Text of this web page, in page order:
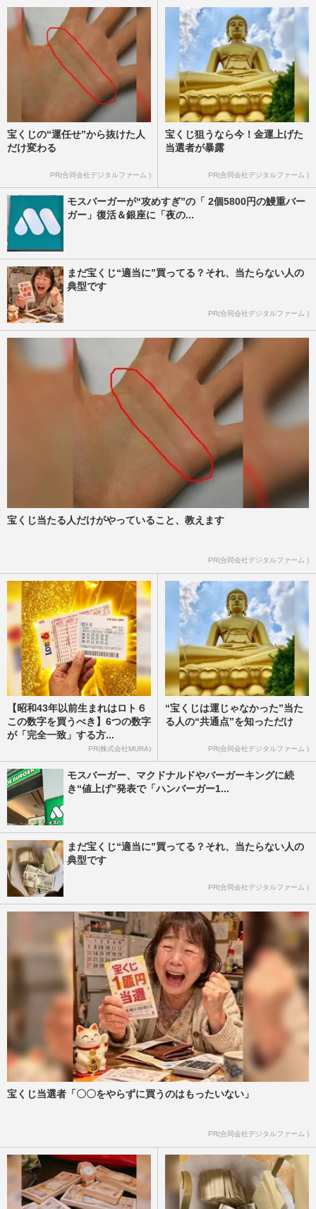
宝くじの“運任せ”から抜けた人
だけ変わる
PR(合同会社デジタルファーム )
宝くじ狙うなら今！金運上げた
当選者が暴露
PR(合同会社デジタルファーム )
モスバーガーが“攻めすぎ”の「 2個5800円の鰻重バー
ガー」復活＆銀座に「夜の...
まだ宝くじ“適当に”買ってる？それ、当たらない人の
典型です
PR(合同会社デジタルファーム )
宝くじ当たる人だけがやっていること、教えます
PR(合同会社デジタルファーム )
【昭和43年以前生まれはロト６
この数字を買うべき】6つの数字
が「完全一致」する方...
PR(株式会社MURA)
“宝くじは運じゃなかった”当た
る人の“共通点”を知っただけ
PR(合同会社デジタルファーム )
モスバーガー、マクドナルドやバーガーキングに続
き“値上げ”発表で「ハンバーガー1...
まだ宝くじ“適当に”買ってる？それ、当たらない人の
典型です
PR(合同会社デジタルファーム )
宝くじ当選者「〇〇をやらずに買うのはもったいない」
PR(合同会社デジタルファーム )